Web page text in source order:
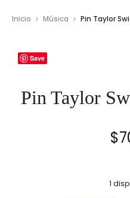
Inicio Música Pin Taylor
Save
Pin Taylor
$
1